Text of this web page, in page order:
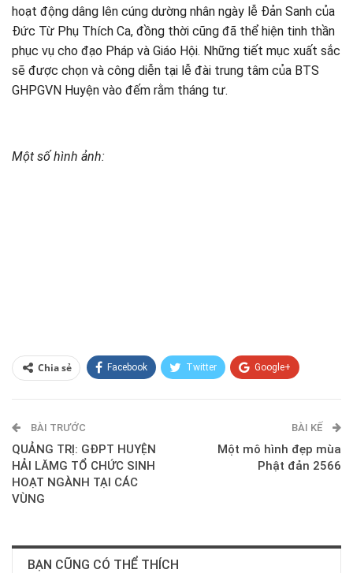
hoạt động dâng lên cúng dường nhân ngày lễ Đản Sanh của
Đức Từ Phụ Thích Ca, đồng thời cũng đã thể hiện tinh thần
phục vụ cho đạo Pháp và Giáo Hội. Những tiết mục xuất sắc
sẽ được chọn và công diễn tại lễ đài trung tâm của BTS
GHPGVN Huyện vào đếm rằm tháng tư.
Một số hình ảnh:
Chia sẻ Facebook Twitter Google+
E-mail
BÀI TRƯỚC
QUẢNG TRỊ: GĐPT HUYỆN
HẢI LĂMG TỔ CHỨC SINH
HOẠT NGÀNH TẠI CÁC
VÙNG
BÀI KẾ
Một mô hình đẹp mùa
Phật đản 2566
BẠN CŨNG CÓ THỂ THÍCH